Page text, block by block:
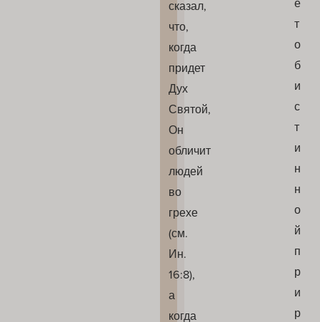
сказал,
что,
когда
придет
Дух
Святой,
Он
обличит
людей
во
грехе
(см.
Ин.
16:8),
а
когда
т
о
б
и
с
т
и
н
н
о
й
п
р
и
р